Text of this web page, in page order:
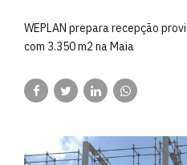
WEPLAN prepara recepção
com 3.350 m2 na Maia